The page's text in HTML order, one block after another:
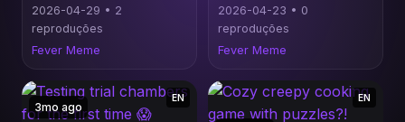
2026-04-29 • 2
reproduções
Fever Meme
2026-04-23 • 0
reproduções
Fever Meme
3mo ago
EN EN